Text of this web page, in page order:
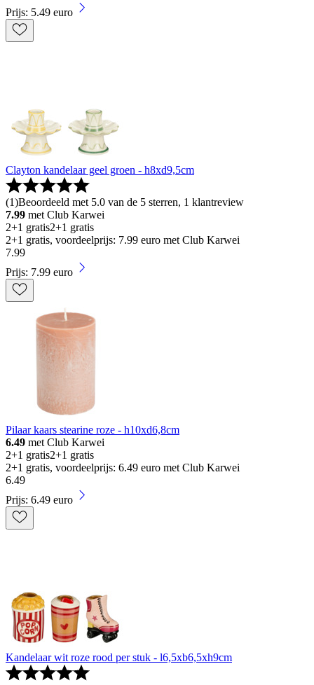
Prijs: 5.49 euro
Clayton kandelaar geel groen - h8xd9,5cm
(1)Beoordeeld met 5.0 van de 5 sterren, 1 klantreview
7.99 met Club Karwei
2+1 gratis2+1 gratis
2+1 gratis, voordeelprijs: 7.99 euro met Club Karwei
7.99
Prijs: 7.99 euro
Pilaar kaars stearine roze - h10xd6,8cm
6.49 met Club Karwei
2+1 gratis2+1 gratis
2+1 gratis, voordeelprijs: 6.49 euro met Club Karwei
6.49
Prijs: 6.49 euro
Kandelaar wit roze rood per stuk - l6,5xb6,5xh9cm